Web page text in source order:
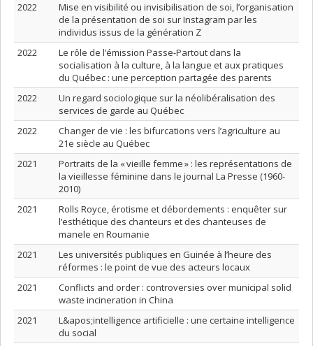
2022
Mise en visibilité ou invisibilisation de soi, l’organisation
de la présentation de soi sur Instagram par les
individus issus de la génération Z
2022
Le rôle de l’émission Passe-Partout dans la
socialisation à la culture, à la langue et aux pratiques
du Québec : une perception partagée des parents
2022
Un regard sociologique sur la néolibéralisation des
services de garde au Québec
2022
Changer de vie : les bifurcations vers l’agriculture au
21e siècle au Québec
2021
Portraits de la « vieille femme » : les représentations de
la vieillesse féminine dans le journal La Presse (1960-
2010)
2021
Rolls Royce, érotisme et débordements : enquêter sur
l’esthétique des chanteurs et des chanteuses de
manele en Roumanie
2021
Les universités publiques en Guinée à l’heure des
réformes : le point de vue des acteurs locaux
2021
Conflicts and order : controversies over municipal solid
waste incineration in China
2021
L&apos;intelligence artificielle : une certaine intelligence
du social